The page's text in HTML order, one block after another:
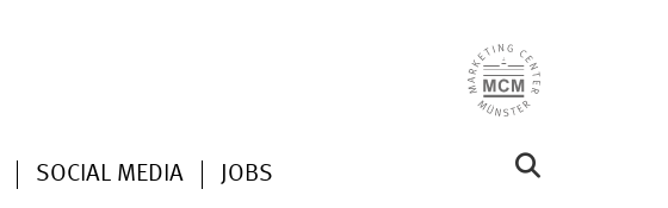
SOCIAL MEDIA JOBS